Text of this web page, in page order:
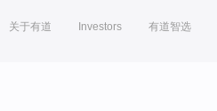
关于有道 Investors 有道智选